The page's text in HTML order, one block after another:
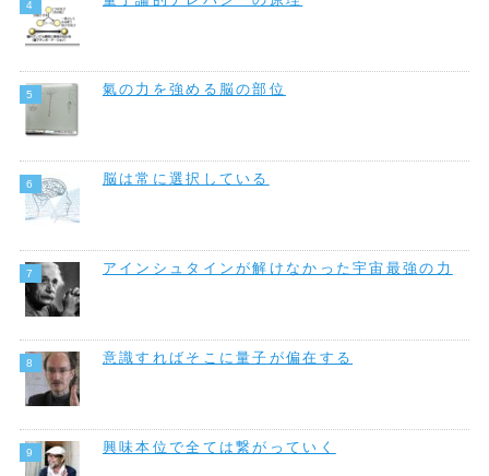
氣の力を強める脳の部位
脳は常に選択している
アインシュタインが解けなかった宇宙最強の力
意識すればそこに量子が偏在する
興味本位で全ては繋がっていく